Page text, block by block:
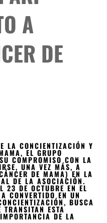
A
DE
LA CONCIENTIZACIÓN Y
EL GRUPO
COMPROMISO CON LA
UNA VEZ MÁS, A
DE MAMA) EN LA
DE LA ASOCIACIÓN.
23 DE OCTUBRE EN EL
CONVERTIDO EN UN
BUSCA
TRANSITAN ESTA
DE LA